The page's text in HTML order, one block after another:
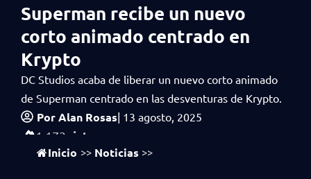
Superman recibe un nuevo
corto animado centrado en
Krypto
DC Studios acaba de liberar un nuevo corto animado
de Superman centrado en las desventuras de Krypto.
PorAlan Rosas| 13 agosto, 2025
1,173 vistas
Inicio >> Noticias >>